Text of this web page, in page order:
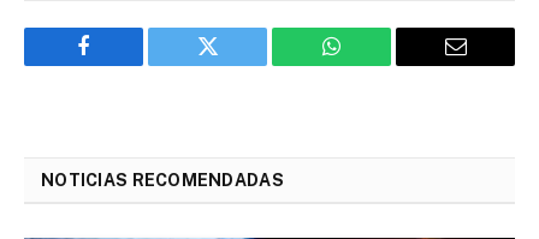
Facebook Twitter WhatsApp Email
NOTICIAS RECOMENDADAS